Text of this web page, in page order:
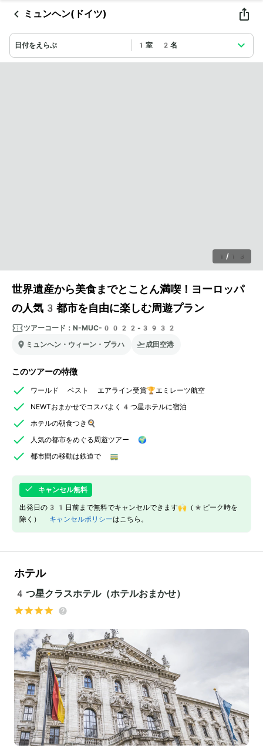
ミュンヘン(ドイツ)
日付をえらぶ 1室 2名
1 / 13
世界遺産から美食までとことん満喫！ヨーロッパ
の人気3都市を自由に楽しむ周遊プラン
ツアーコード： N-MUC-0022-3932
ミュンヘン・ウィーン・プラハ
成田空港
このツアーの特徴
ワールド ベスト エアライン受賞🏆エミレーツ航空
NEWTおまかせでコスパよく4つ星ホテルに宿泊
ホテルの朝食つき🍳
人気の都市をめぐる周遊ツアー 🌍
都市間の移動は鉄道で 🚃
キャンセル無料
出発日の31日前まで無料でキャンセルできます🙌（*ピーク時を
除く） キャンセルポリシーはこちら。
ホテル
4つ星クラスホテル（ホテルおまかせ）